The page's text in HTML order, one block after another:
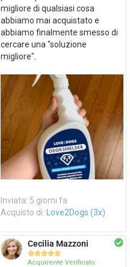
migliore di qualsiasi cosa
abbiamo mai acquistato e
abbiamo finalmente smesso di
cercare una "soluzione
migliore".
Inviata: 5 giorni fa
Acquisto di:
Love2Dogs (3x)
Cecilia Mazzoni

Acquirente Verificato